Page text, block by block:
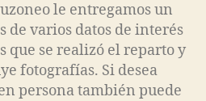
le entregamos un
de varios datos de interés
que se realizó el reparto y
fotografías. Si desea
persona también puede